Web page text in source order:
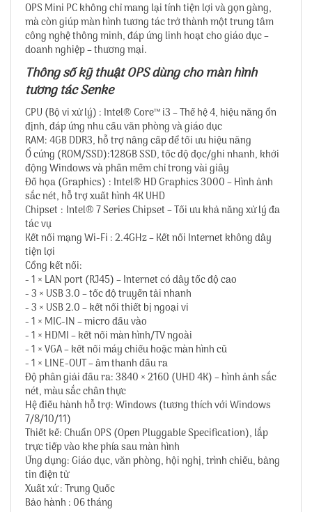
OPS Mini PC không chỉ mang lại tính tiện lợi và gọn gàng,
mà còn giúp màn hình tương tác trở thành một trung tâm
công nghệ thông minh, đáp ứng linh hoạt cho giáo dục –
doanh nghiệp – thương mại.
Thông số kỹ thuật OPS dùng cho màn hình
tương tác Senke
CPU (Bộ vi xử lý) : Intel® Core™ i3 – Thế hệ 4, hiệu năng ổn
định, đáp ứng nhu cầu văn phòng và giáo dục
RAM: 4GB DDR3, hỗ trợ nâng cấp để tối ưu hiệu năng
Ổ cứng (ROM/SSD):128GB SSD, tốc độ đọc/ghi nhanh, khởi
động Windows và phần mềm chỉ trong vài giây
Đồ họa (Graphics) : Intel® HD Graphics 3000 – Hình ảnh
sắc nét, hỗ trợ xuất hình 4K UHD
Chipset : Intel® 7 Series Chipset – Tối ưu khả năng xử lý đa
tác vụ
Kết nối mạng Wi-Fi : 2.4GHz – Kết nối Internet không dây
tiện lợi
Cổng kết nối:
- 1 × LAN port (RJ45) – Internet có dây tốc độ cao
- 3 × USB 3.0 – tốc độ truyền tải nhanh
- 3 × USB 2.0 – kết nối thiết bị ngoại vi
- 1 × MIC-IN – micro đầu vào
- 1 × HDMI – kết nối màn hình/TV ngoài
- 1 × VGA – kết nối máy chiếu hoặc màn hình cũ
- 1 × LINE-OUT – âm thanh đầu ra
Độ phân giải đầu ra: 3840 × 2160 (UHD 4K) – hình ảnh sắc
nét, màu sắc chân thực
Hệ điều hành hỗ trợ: Windows (tương thích với Windows
7/8/10/11)
Thiết kế: Chuẩn OPS (Open Pluggable Specification), lắp
trực tiếp vào khe phía sau màn hình
Ứng dụng: Giáo dục, văn phòng, hội nghị, trình chiếu, bảng
tin điện tử
Xuất xứ : Trung Quốc
Bảo hành : 06 tháng